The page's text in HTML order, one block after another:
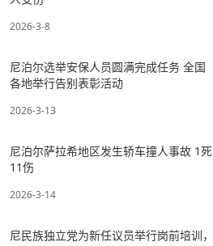
2026-3-8
尼泊尔选举安保人员圆满完成任务 全国
各地举行告别表彰活动
2026-3-13
尼泊尔萨拉希地区发生轿车撞人事故 1死
11伤
2026-3-14
尼民族独立党为新任议员举行岗前培训，